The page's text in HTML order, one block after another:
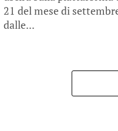
21 del mese di
dalle...